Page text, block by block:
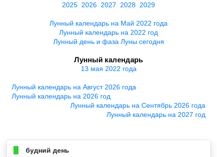
2025 2026 2027 2028 2029
Лунный календарь на Май 2022 года
Лунный календарь на 2022 год
Лунный день и фаза Луны сегодня
Лунный календарь
13 мая 2022 года
Лунный календарь на Август 2026 года
Лунный календарь на 2026 год
Лунный календарь на Сентябрь 2026 года
Лунный календарь на 2027 год
будний день